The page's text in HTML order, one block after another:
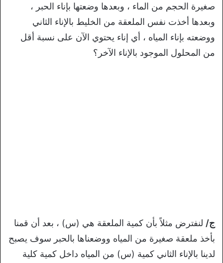
صغيرة الحجم من الماء ، وبعدها وضعتها بإناء الحبر ،
وبعدها أخذت نفس الملعقة من الخليط بالإناء الثاني
ووضعته بإناء المياه ، أي إناء يحتوي الآن على نسبة أقل
من المحلول الموجود بالإناء الآخر؟
ج/ لنفترض مثلاً بأن كمية الملعقة هي (س) ، بعد أن قمنا
بأخذ ملعقة صغيرة من المياه ووضعناها بالحبر سوف يصبح
لدينا بالإناء الثاني كمية (س) من المياه داخل كمية كلية